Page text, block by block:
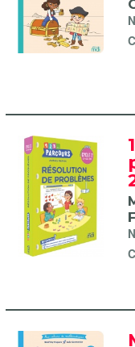
- Grammaire
- Orthographe
- Vocabulaire
de manipulation filter